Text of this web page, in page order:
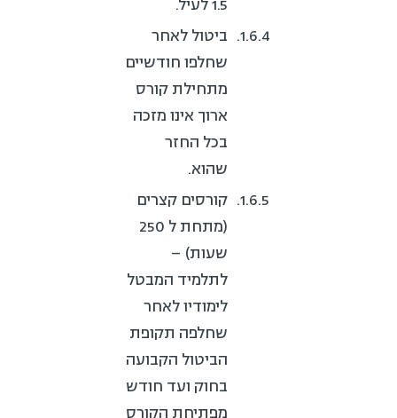
1.5 לעיל.
ביטול לאחר
שחלפו חודשיים
מתחילת קורס
ארוך אינו מזכה
בכל החזר
שהוא.
קורסים קצרים
(מתחת ל 250
שעות) –
לתלמיד המבטל
לימודיו לאחר
שחלפה תקופת
הביטול הקבועה
בחוק ועד חודש
מפתיחת הקורס